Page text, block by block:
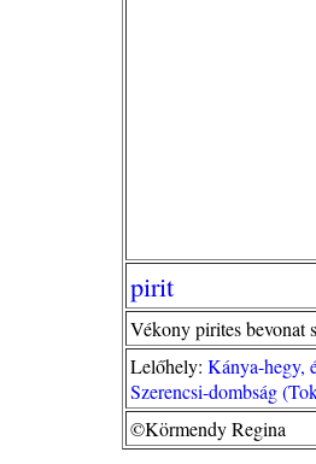
pirit
Vékony pirites bevonat
Lelőhely: Kánya-hegy,
Szerencsi-dombság
©Körmendy Regina